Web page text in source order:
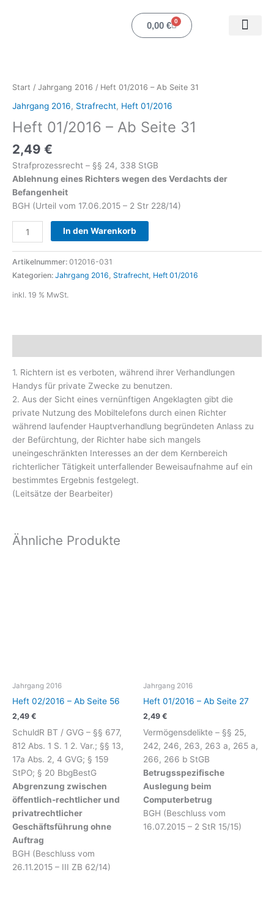
0,00 € 0
Warenkorb
Start / Jahrgang 2016 / Heft 01/2016 – Ab Seite 31
Jahrgang 2016, Strafrecht, Heft 01/2016
Heft 01/2016 – Ab Seite 31
2,49 €
Strafprozessrecht – §§ 24, 338 StGB
Ablehnung eines Richters wegen des Verdachts der
Befangenheit
BGH (Urteil vom 17.06.2015 – 2 Str 228/14)
-
Seite
31
In den Warenkorb
Artikelnummer: 012016-031
Kategorien: Jahrgang 2016 Strafrecht Heft 01/2016
inkl. 19 % MwSt.
1. Richtern ist es verboten, während ihrer Verhandlungen
Handys für private Zwecke zu benutzen.
2. Aus der Sicht eines vernünftigen Angeklagten gibt die
private Nutzung des Mobiltelefons durch einen Richter
während laufender Hauptverhandlung begründeten Anlass zu
der Befürchtung, der Richter habe sich mangels
uneingeschränkten Interesses an der dem Kernbereich
richterlicher Tätigkeit unterfallender Beweisaufnahme auf ein
bestimmtes Ergebnis festgelegt.
(Leitsätze der Bearbeiter)
Ähnliche Produkte
Jahrgang 2016
Heft 02/2016 – Ab Seite 56
2,49 €
SchuldR BT / GVG – §§ 677,
812 Abs. 1 S. 1 2. Var.; §§ 13,
17a Abs. 2, 4 GVG; § 159
StPO; § 20 BbgBestG
Abgrenzung zwischen
öffentlich-rechtlicher und
privatrechtlicher
Geschäftsführung ohne
Auftrag
BGH (Beschluss vom
26.11.2015 – III ZB 62/14)
Jahrgang 2016
Heft 01/2016 – Ab Seite 27
2,49 €
Vermögensdelikte – §§ 25,
242, 246, 263, 263 a, 265 a,
266, 266 b StGB
Betrugsspezifische
Auslegung beim
Computerbetrug
BGH (Beschluss vom
16.07.2015 – 2 StR 15/15)